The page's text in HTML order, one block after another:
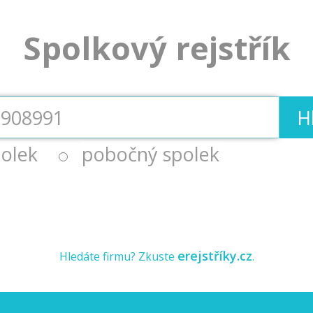
Spolkový rejstřík
pobočný spolek
Hledáte firmu? Zkuste erejstříky.cz.